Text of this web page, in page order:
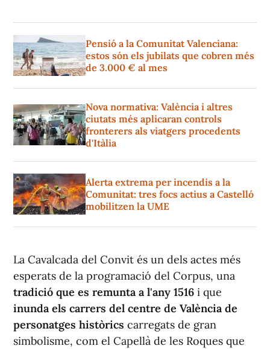
Pensió a la Comunitat Valenciana:
estos són els jubilats que cobren més
de 3.000 € al mes
Nova normativa: València i altres
ciutats més aplicaran controls
fronterers als viatgers procedents
d'Itàlia
Alerta extrema per incendis a la
Comunitat: tres focs actius a Castelló
mobilitzen la UME
La Cavalcada del Convit és un dels actes més
esperats de la programació del Corpus, una
tradició que es remunta a l'any 1516 i que
inunda els carrers del centre de València de
personatges històrics carregats de gran
simbolisme, com el Capellà de les Roques que